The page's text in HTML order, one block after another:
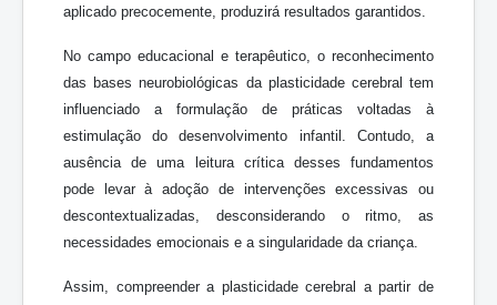
aplicado precocemente, produzirá resultados garantidos.
No campo educacional e terapêutico, o reconhecimento
das bases neurobiológicas da plasticidade cerebral tem
influenciado a formulação de práticas voltadas à
estimulação do desenvolvimento infantil. Contudo, a
ausência de uma leitura crítica desses fundamentos
pode levar à adoção de intervenções excessivas ou
descontextualizadas, desconsiderando o ritmo, as
necessidades emocionais e a singularidade da criança.
Assim, compreender a plasticidade cerebral a partir de